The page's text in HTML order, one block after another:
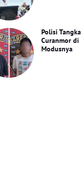
Polisi
Curanmor di
Modusnya